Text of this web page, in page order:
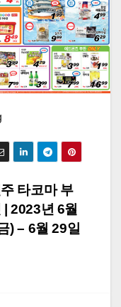
타코마 부
| 2023년 6월
) – 6월 29일